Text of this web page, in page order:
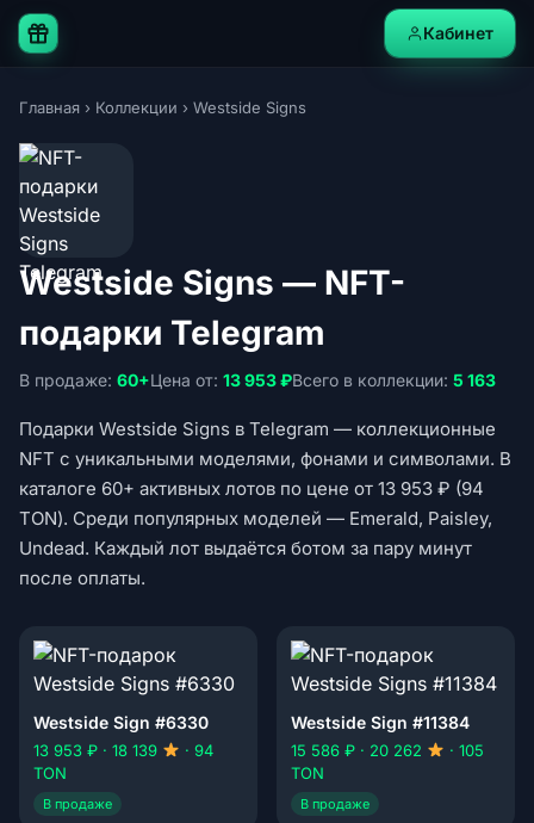
Кабинет
Главная › Коллекции › Westside Signs
Westside Signs — NFT-
подарки Telegram
В продаже: 60+Цена от: 13 953 ₽Всего в коллекции: 5 163
Подарки Westside Signs в Telegram — коллекционные
NFT с уникальными моделями, фонами и символами. В
каталоге 60+ активных лотов по цене от 13 953 ₽ (94
TON). Среди популярных моделей — Emerald, Paisley,
Undead. Каждый лот выдаётся ботом за пару минут
после оплаты.
Westside Sign #6330
13 953 ₽ · 18 139
· 94
TON
В продаже
Westside Sign #11384
15 586 ₽ · 20 262
· 105
TON
В продаже